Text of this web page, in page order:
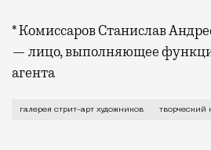
* Комиссаров Станислав
— лицо, выполняющее
агента
галерея стрит-арт художников творческий